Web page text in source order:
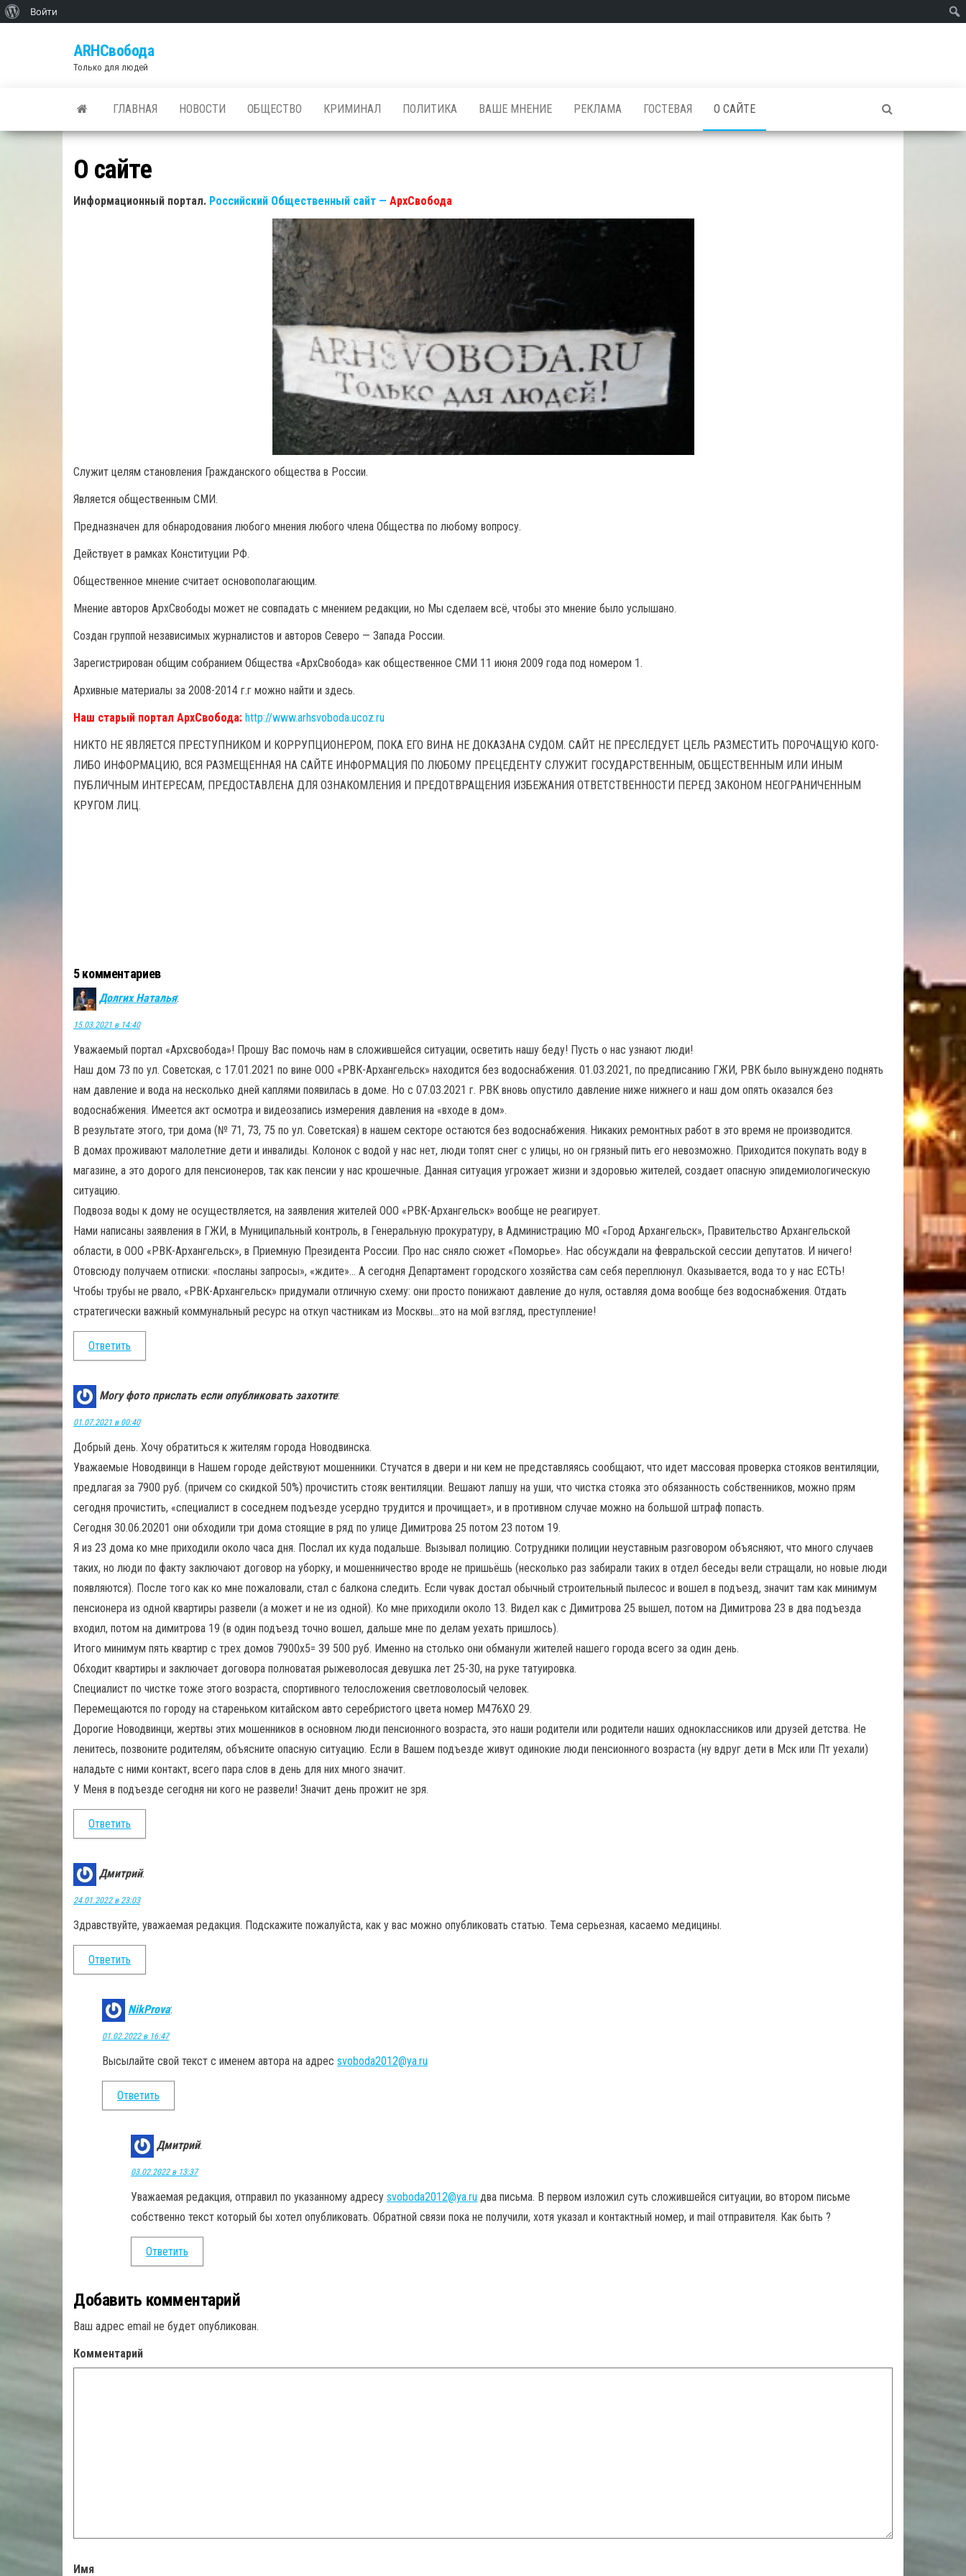
Войти
ARHСвобода
Только для людей
ГЛАВНАЯ НОВОСТИ ОБЩЕСТВО КРИМИНАЛ ПОЛИТИКА ВАШЕ МНЕНИЕ РЕКЛАМА ГОСТЕВАЯ О САЙТЕ
О сайте
Информационный портал. Российский Общественный сайт — АрхСвобода
Служит целям становления Гражданского общества в России.
Является общественным СМИ.
Предназначен для обнародования любого мнения любого члена Общества по любому вопросу.
Действует в рамках Конституции РФ.
Общественное мнение считает основополагающим.
Мнение авторов АрхСвободы может не совпадать с мнением редакции, но Мы сделаем всё, чтобы это мнение было услышано.
Создан группой независимых журналистов и авторов Северо — Запада России.
Зарегистрирован общим собранием Общества «АрхСвобода» как общественное СМИ 11 июня 2009 года под номером 1.
Архивные материалы за 2008-2014 г.г можно найти и здесь.
Наш старый портал АрхСвобода: http://www.arhsvoboda.ucoz.ru
НИКТО НЕ ЯВЛЯЕТСЯ ПРЕСТУПНИКОМ И КОРРУПЦИОНЕРОМ, ПОКА ЕГО ВИНА НЕ ДОКАЗАНА СУДОМ. САЙТ НЕ ПРЕСЛЕДУЕТ ЦЕЛЬ РАЗМЕСТИТЬ ПОРОЧАЩУЮ КОГО-
ЛИБО ИНФОРМАЦИЮ, ВСЯ РАЗМЕЩЕННАЯ НА САЙТЕ ИНФОРМАЦИЯ ПО ЛЮБОМУ ПРЕЦЕДЕНТУ СЛУЖИТ ГОСУДАРСТВЕННЫМ, ОБЩЕСТВЕННЫМ ИЛИ ИНЫМ
ПУБЛИЧНЫМ ИНТЕРЕСАМ, ПРЕДОСТАВЛЕНА ДЛЯ ОЗНАКОМЛЕНИЯ И ПРЕДОТВРАЩЕНИЯ ИЗБЕЖАНИЯ ОТВЕТСТВЕННОСТИ ПЕРЕД ЗАКОНОМ НЕОГРАНИЧЕННЫМ
КРУГОМ ЛИЦ.
5 комментариев
Долгих Наталья:
15.03.2021 в 14:40
Уважаемый портал «Архсвобода»! Прошу Вас помочь нам в сложившейся ситуации, осветить нашу беду! Пусть о нас узнают люди!
Наш дом 73 по ул. Советская, с 17.01.2021 по вине ООО «РВК-Архангельск» находится без водоснабжения. 01.03.2021, по предписанию ГЖИ, РВК было вынуждено поднять
нам давление и вода на несколько дней каплями появилась в доме. Но с 07.03.2021 г. РВК вновь опустило давление ниже нижнего и наш дом опять оказался без
водоснабжения. Имеется акт осмотра и видеозапись измерения давления на «входе в дом».
В результате этого, три дома (№ 71, 73, 75 по ул. Советская) в нашем секторе остаются без водоснабжения. Никаких ремонтных работ в это время не производится.
В домах проживают малолетние дети и инвалиды. Колонок с водой у нас нет, люди топят снег с улицы, но он грязный пить его невозможно. Приходится покупать воду в
магазине, а это дорого для пенсионеров, так как пенсии у нас крошечные. Данная ситуация угрожает жизни и здоровью жителей, создает опасную эпидемиологическую
ситуацию.
Подвоза воды к дому не осуществляется, на заявления жителей ООО «РВК-Архангельск» вообще не реагирует.
Нами написаны заявления в ГЖИ, в Муниципальный контроль, в Генеральную прокуратуру, в Администрацию МО «Город Архангельск», Правительство Архангельской
области, в ООО «РВК-Архангельск», в Приемную Президента России. Про нас сняло сюжет «Поморье». Нас обсуждали на февральской сессии депутатов. И ничего!
Отовсюду получаем отписки: «посланы запросы», «ждите»… А сегодня Департамент городского хозяйства сам себя переплюнул. Оказывается, вода то у нас ЕСТЬ!
Чтобы трубы не рвало, «РВК-Архангельск» придумали отличную схему: они просто понижают давление до нуля, оставляя дома вообще без водоснабжения. Отдать
стратегически важный коммунальный ресурс на откуп частникам из Москвы…это на мой взгляд, преступление!
Ответить
Могу фото прислать если опубликовать захотите:
01.07.2021 в 00:40
Добрый день. Хочу обратиться к жителям города Новодвинска.
Уважаемые Новодвинци в Нашем городе действуют мошенники. Стучатся в двери и ни кем не представляясь сообщают, что идет массовая проверка стояков вентиляции,
предлагая за 7900 руб. (причем со скидкой 50%) прочистить стояк вентиляции. Вешают лапшу на уши, что чистка стояка это обязанность собственников, можно прям
сегодня прочистить, «специалист в соседнем подъезде усердно трудится и прочищает», и в противном случае можно на большой штраф попасть.
Сегодня 30.06.20201 они обходили три дома стоящие в ряд по улице Димитрова 25 потом 23 потом 19.
Я из 23 дома ко мне приходили около часа дня. Послал их куда подальше. Вызывал полицию. Сотрудники полиции неуставным разговором объясняют, что много случаев
таких, но люди по факту заключают договор на уборку, и мошенничество вроде не пришьёшь (несколько раз забирали таких в отдел беседы вели стращали, но новые люди
появляются). После того как ко мне пожаловали, стал с балкона следить. Если чувак достал обычный строительный пылесос и вошел в подъезд, значит там как минимум
пенсионера из одной квартиры развели (а может и не из одной). Ко мне приходили около 13. Видел как с Димитрова 25 вышел, потом на Димитрова 23 в два подъезда
входил, потом на димитрова 19 (в один подъезд точно вошел, дальше мне по делам уехать пришлось).
Итого минимум пять квартир с трех домов 7900х5= 39 500 руб. Именно на столько они обманули жителей нашего города всего за один день.
Обходит квартиры и заключает договора полноватая рыжеволосая девушка лет 25-30, на руке татуировка.
Специалист по чистке тоже этого возраста, спортивного телосложения светловолосый человек.
Перемещаются по городу на стареньком китайском авто серебристого цвета номер М476ХО 29.
Дорогие Новодвинци, жертвы этих мошенников в основном люди пенсионного возраста, это наши родители или родители наших одноклассников или друзей детства. Не
ленитесь, позвоните родителям, объясните опасную ситуацию. Если в Вашем подъезде живут одинокие люди пенсионного возраста (ну вдруг дети в Мск или Пт уехали)
наладьте с ними контакт, всего пара слов в день для них много значит.
У Меня в подъезде сегодня ни кого не развели! Значит день прожит не зря.
Ответить
Дмитрий:
24.01.2022 в 23:03
Здравствуйте, уважаемая редакция. Подскажите пожалуйста, как у вас можно опубликовать статью. Тема серьезная, касаемо медицины.
Ответить
NikProva:
01.02.2022 в 16:47
Высылайте свой текст с именем автора на адрес svoboda2012@ya.ru
Ответить
Дмитрий:
03.02.2022 в 13:37
Уважаемая редакция, отправил по указанному адресу svoboda2012@ya.ru два письма. В первом изложил суть сложившейся ситуации, во втором письме
собственно текст который бы хотел опубликовать. Обратной связи пока не получили, хотя указал и контактный номер, и mail отправителя. Как быть ?
Ответить
Добавить комментарий
Ваш адрес email не будет опубликован.
Комментарий
Имя